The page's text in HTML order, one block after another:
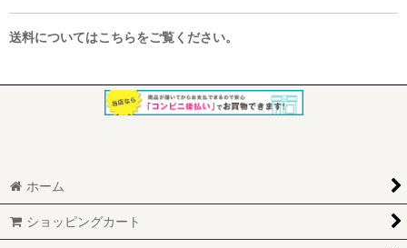
送料についてはこちらをご覧ください。
ホーム
ショッピングカート